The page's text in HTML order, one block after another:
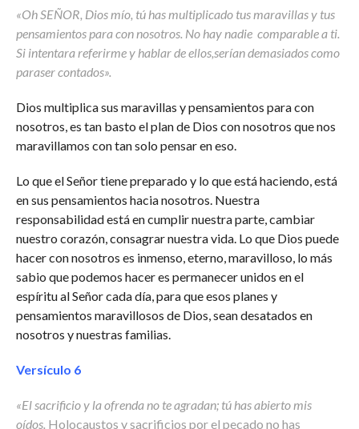
«Oh SEÑOR, Dios mío, tú has multiplicado tus maravillas y tus
pensamientos para con nosotros. No hay nadie comparable a ti.
Si intentara referirme y hablar de ellos,serían demasiados como
paraser contados».
Dios multiplica sus maravillas y pensamientos para con
nosotros, es tan basto el plan de Dios con nosotros que nos
maravillamos con tan solo pensar en eso.
Lo que el Señor tiene preparado y lo que está haciendo, está
en sus pensamientos hacia nosotros. Nuestra
responsabilidad está en cumplir nuestra parte, cambiar
nuestro corazón, consagrar nuestra vida. Lo que Dios puede
hacer con nosotros es inmenso, eterno, maravilloso, lo más
sabio que podemos hacer es permanecer unidos en el
espíritu al Señor cada día, para que esos planes y
pensamientos maravillosos de Dios, sean desatados en
nosotros y nuestras familias.
Versículo 6
«El sacrificio y la ofrenda no te agradan; tú has abierto mis
oídos. Holocaustos y sacrificios por el pecado no has